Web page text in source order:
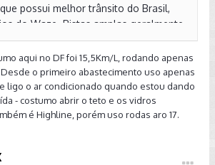
possui melhor trânsito do Brasil,
do Waze. Pistas amplas geralmente
trânsito fluído, pouquíssimos
da maioria das pistas 80km/h,
pistas dinâmicas de tudo quanto é
reversão de faixa, etc),
do DF é praticamente plana.
é quase que análogo está dirigindo
aqui no DF foi 15,5Km/L, rodando apenas
o primeiro abastecimento uso apenas
ligo o ar condicionado quando estou dando
- costumo abrir o teto e os vidros
é Highline, porém uso rodas aro 17.